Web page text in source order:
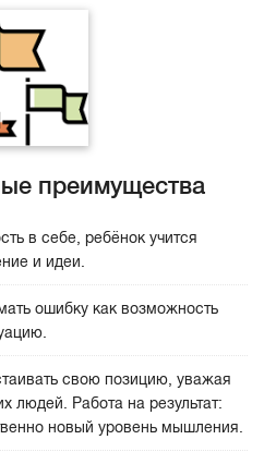
преимущества
в себе, ребёнок учится
и идеи.
ошибку как возможность
свою позицию, уважая
людей. Работа на результат:
новый уровень мышления.